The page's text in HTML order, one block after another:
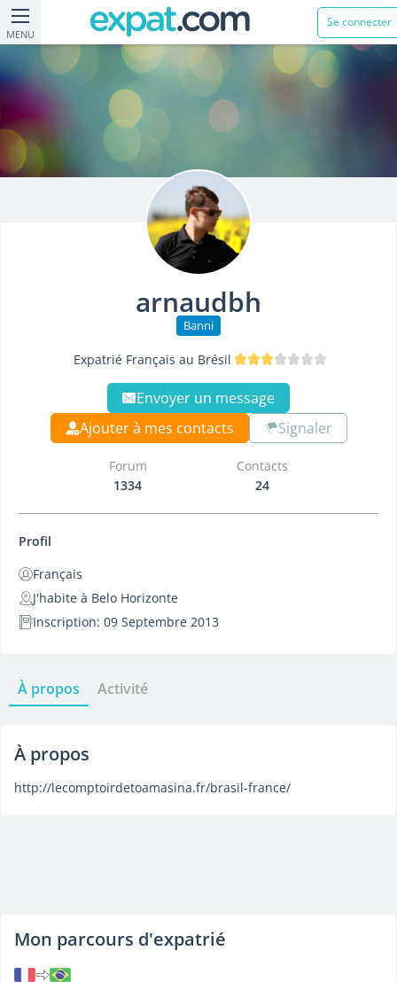
MENU
Se connecter
arnaudbh
Banni
Expatrié Français au Brésil
Envoyer un message
Ajouter à mes contacts
Signaler
Forum
1334
Contacts
24
Profil
Français
J'habite à Belo Horizonte
Inscription: 09 Septembre 2013
À propos Activité
À propos
http://lecomptoirdetoamasina.fr/brasil-france/
Mon parcours d'expatrié